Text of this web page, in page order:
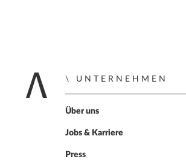
Zur Startseite
UNTERNEHMEN
Über uns
Jobs & Karriere
Press